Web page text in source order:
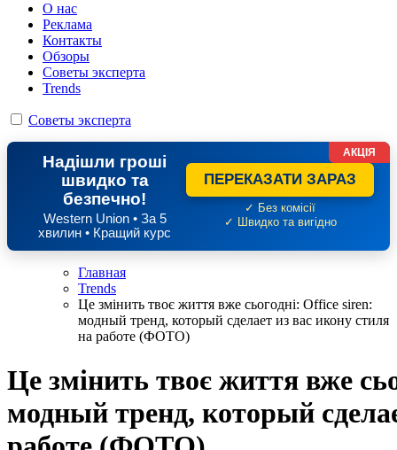
О нас
Реклама
Контакты
Обзоры
Советы эксперта
Trends
Советы эксперта
Надішли гроші
швидко та
безпечно!
Western Union • За 5
хвилин • Кращий курс
ПЕРЕКАЗАТИ ЗАРАЗ
✓ Без комісії
✓ Швидко та вигідно
АКЦІЯ
Главная
Trends
Це змінить твоє життя вже сьогодні: Office siren:
модный тренд, который сделает из вас икону стиля
на работе (ФОТО)
Це змінить твоє життя вже
модный тренд, который